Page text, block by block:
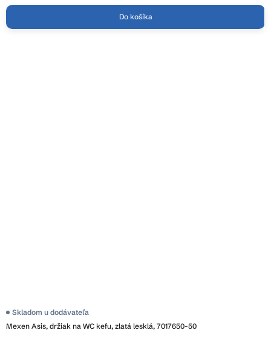
Do košíka
Mexen Asis, držiak na WC kefu, zlatá lesklá, 7017650-50
Priemerné
produktu
Skladom u dodávateľa